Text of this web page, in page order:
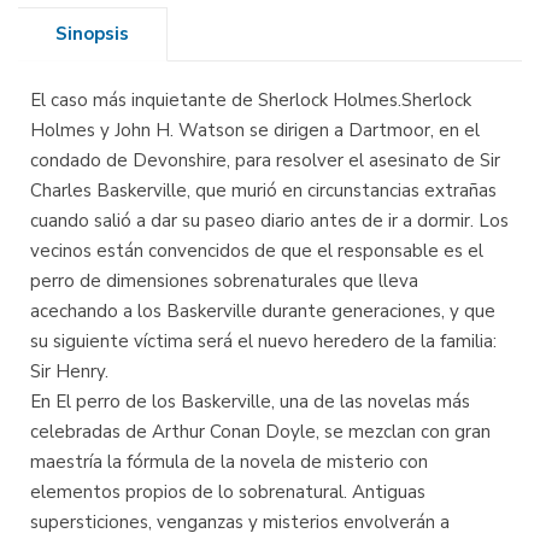
Sinopsis
El caso más inquietante de Sherlock Holmes.Sherlock
Holmes y John H. Watson se dirigen a Dartmoor, en el
condado de Devonshire, para resolver el asesinato de Sir
Charles Baskerville, que murió en circunstancias extrañas
cuando salió a dar su paseo diario antes de ir a dormir. Los
vecinos están convencidos de que el responsable es el
perro de dimensiones sobrenaturales que lleva
acechando a los Baskerville durante generaciones, y que
su siguiente víctima será el nuevo heredero de la familia:
Sir Henry.
En El perro de los Baskerville, una de las novelas más
celebradas de Arthur Conan Doyle, se mezclan con gran
maestría la fórmula de la novela de misterio con
elementos propios de lo sobrenatural. Antiguas
supersticiones, venganzas y misterios envolverán a